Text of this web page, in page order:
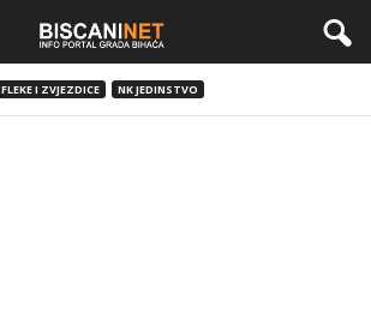
FLEKE I ZVJEZDICE NK JEDINSTVO